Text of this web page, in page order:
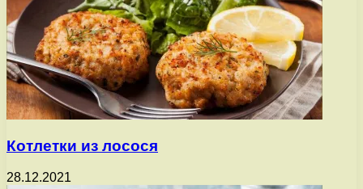
Котлетки из лосося
28.12.2021